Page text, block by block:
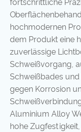
fortschrittliche
hochmodernen
dem Produkt eine
zuverlässige
Schweißvorgang,
Schweißbades
gegen Korrosion
Aluminium Alloy
hohe